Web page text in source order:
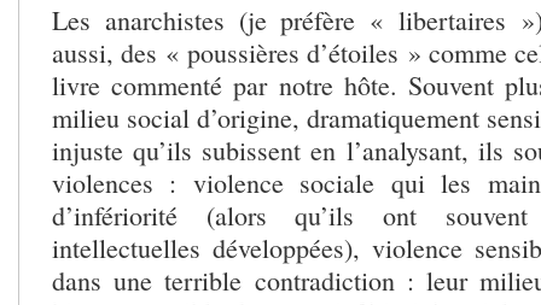
Les anarchistes (je préfère « libertaires
aussi, des « poussières d’étoiles » comme
livre commenté par notre hôte. Souvent
milieu social d’origine, dramatiquement
injuste qu’ils subissent en l’analysant, ils
violences : violence sociale qui les
d’infériorité (alors qu’ils ont
intellectuelles développées), violence
dans une terrible contradiction : leur